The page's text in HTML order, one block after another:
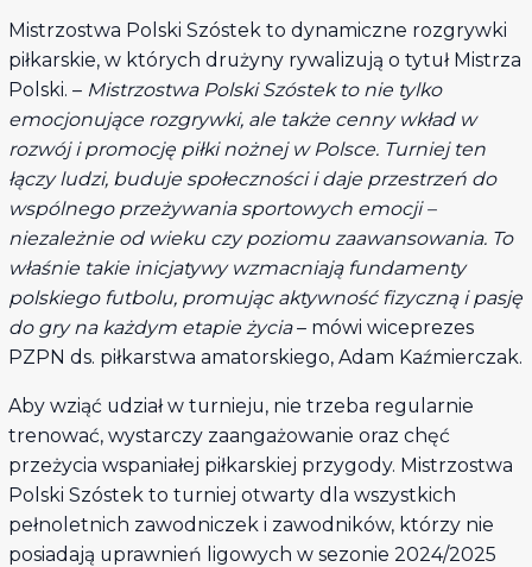
Mistrzostwa Polski Szóstek to dynamiczne rozgrywki
piłkarskie, w których drużyny rywalizują o tytuł Mistrza
Polski. – Mistrzostwa Polski Szóstek to nie tylko
emocjonujące rozgrywki, ale także cenny wkład w
rozwój i promocję piłki nożnej w Polsce. Turniej ten
łączy ludzi, buduje społeczności i daje przestrzeń do
wspólnego przeżywania sportowych emocji –
niezależnie od wieku czy poziomu zaawansowania. To
właśnie takie inicjatywy wzmacniają fundamenty
polskiego futbolu, promując aktywność fizyczną i pasję
do gry na każdym etapie życia– mówi wiceprezes
PZPN ds. piłkarstwa amatorskiego, Adam Kaźmierczak.
Aby wziąć udział w turnieju, nie trzeba regularnie
trenować, wystarczy zaangażowanie oraz chęć
przeżycia wspaniałej piłkarskiej przygody. Mistrzostwa
Polski Szóstek to turniej otwarty dla wszystkich
pełnoletnich zawodniczek i zawodników, którzy nie
posiadają uprawnień ligowych w sezonie 2024/2025